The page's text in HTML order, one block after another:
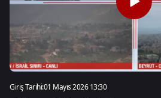
Giriş Tarihi:01 Mayıs 2026 13:30